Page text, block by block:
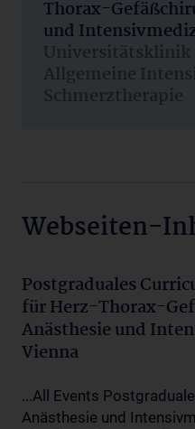
Thorax-
und
Universitätsklinik
Allgemeine
Schmerztherapie
Webseiten-
Postgraduales
für Herz-Thorax-
Anästhesie und
Vienna
...All Events
Anästhesie und